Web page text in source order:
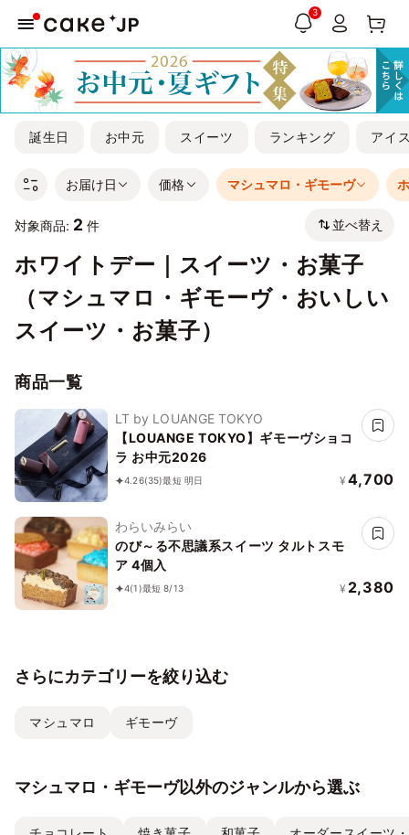
3
誕生日 お中元 スイーツ ランキング アイ
お届け日 価格 マシュマロ・ギモーヴ
対象商品: 2 件 並べ替え
ホワイトデー｜スイーツ・お菓子
（マシュマロ・ギモーヴ・おいしい
スイーツ・お菓子）
商品一覧
LT by LOUANGE TOKYO
【LOUANGE TOKYO】ギモーヴショコ
ラ お中元2026
4.26(35)最短 明日 ¥ 4,700
わらいみらい
のび～る不思議系スイーツ タルトスモ
ア 4個入
4(1)最短 8/13 ¥ 2,380
さらにカテゴリーを絞り込む
マシュマロ ギモーヴ
マシュマロ・ギモーヴ以外のジャンルから選ぶ